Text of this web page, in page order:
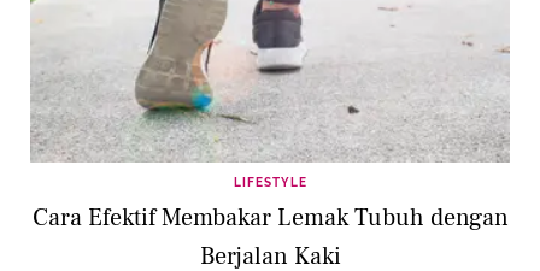
LIFESTYLE
Cara Efektif Membakar Lemak Tubuh dengan
Berjalan Kaki